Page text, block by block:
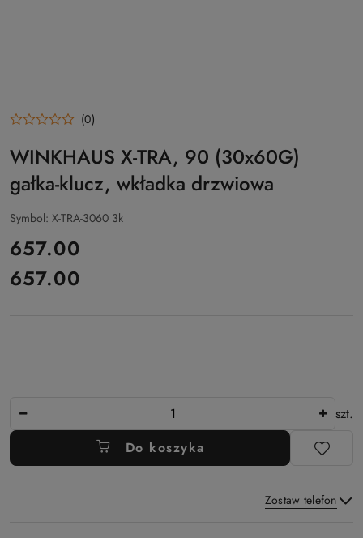
(0)
WINKHAUS X-TRA, 90 (30x60G)
gałka-klucz, wkładka drzwiowa
Symbol: X-TRA-3060 3k
cena:
657.00
Cena:
657.00
szt.
Do koszyka
Zostaw telefon